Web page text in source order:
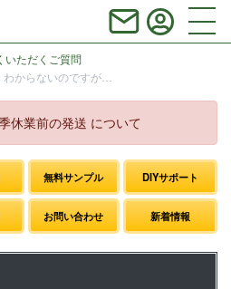
いただくご質問
からないのですが…
休業前の発送 について
無料サンプル DIYサポート
お問い合わせ 新着情報